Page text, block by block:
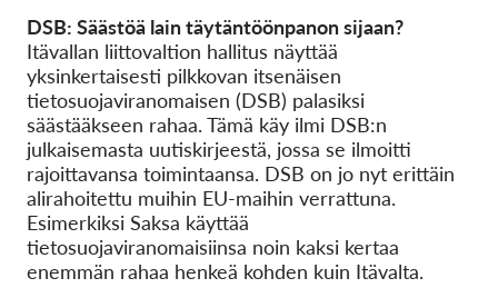
DSB: Säästöä lain täytäntöönpanon sijaan?
Itävallan liittovaltion hallitus näyttää
yksinkertaisesti pilkkovan itsenäisen
tietosuojaviranomaisen (DSB) palasiksi
säästääkseen rahaa. Tämä käy ilmi DSB:n
julkaisemasta uutiskirjeestä, jossa se ilmoitti
rajoittavansa toimintaansa. DSB on jo nyt erittäin
alirahoitettu muihin EU-maihin verrattuna.
Esimerkiksi Saksa käyttää
tietosuojaviranomaisiinsa noin kaksi kertaa
enemmän rahaa henkeä kohden kuin Itävalta.